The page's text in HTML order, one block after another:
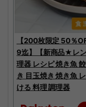
【200枚限定 50％
9迄】【新商品★レ
理器 レシピ 焼き魚
き 目玉焼き 焼き魚
ける 料理 調理器